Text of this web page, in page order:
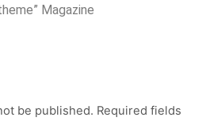
Magazine
be published. Required fields